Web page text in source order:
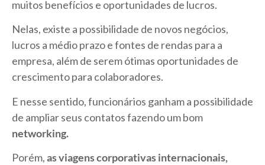
muitos benefícios e oportunidades de lucros.
Nelas, existe a possibilidade de novos negócios,
lucros a médio prazo e fontes de rendas para a
empresa, além de serem ótimas oportunidades de
crescimento para colaboradores.
E nesse sentido, funcionários ganham a possibilidade
de ampliar seus contatos fazendo um bom
networking.
Porém,as viagens corporativas internacionais,